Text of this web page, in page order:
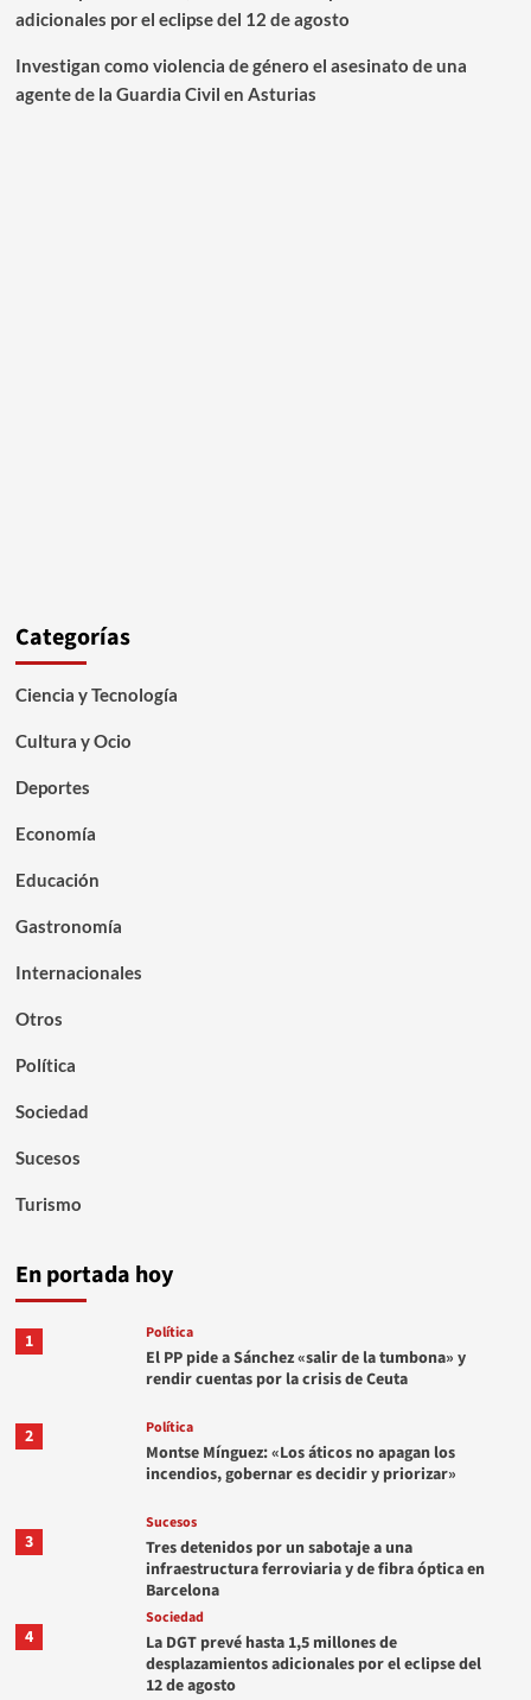
adicionales por el eclipse del 12 de agosto
Investigan como violencia de género el asesinato de una
agente de la Guardia Civil en Asturias
Categorías
Ciencia y Tecnología
Cultura y Ocio
Deportes
Economía
Educación
Gastronomía
Internacionales
Otros
Política
Sociedad
Sucesos
Turismo
En portada hoy
1 Política
El PP pide a Sánchez «salir de la tumbona» y
rendir cuentas por la crisis de Ceuta
2 Política
Montse Mínguez: «Los áticos no apagan los
incendios, gobernar es decidir y priorizar»
3
Sucesos
Tres detenidos por un sabotaje a una
infraestructura ferroviaria y de fibra óptica en
Barcelona
4
Sociedad
La DGT prevé hasta 1,5 millones de
desplazamientos adicionales por el eclipse del
12 de agosto